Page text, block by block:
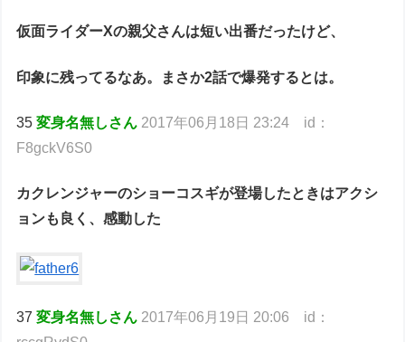
仮面ライダーXの親父さんは短い出番だったけど、
印象に残ってるなあ。まさか2話で爆発するとは。
35変身名無しさん 2017年06月18日 23:24 id：
F8gckV6S0
カクレンジャーのショーコスギが登場したときはアクシ
ョンも良く、感動した
37変身名無しさん 2017年06月19日 20:06 id：